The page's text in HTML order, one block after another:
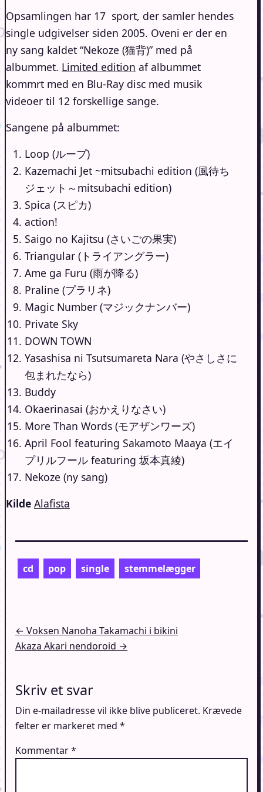
Opsamlingen har 17 sport, der samler hendes
single udgivelser siden 2005. Oveni er der en
ny sang kaldet “Nekoze (猫背)” med på
albummet. Limited edition af albummet
kommrt med en Blu-Ray disc med musik
videoer til 12 forskellige sange.
Sangene på albummet:
Loop (ループ)
Kazemachi Jet ~mitsubachi edition (風待ち
ジェット～mitsubachi edition)
Spica (スピカ)
action!
Saigo no Kajitsu (さいごの果実)
Triangular (トライアングラー)
Ame ga Furu (雨が降る)
Praline (プラリネ)
Magic Number (マジックナンバー)
Private Sky
DOWN TOWN
Yasashisa ni Tsutsumareta Nara (やさしさに
包まれたなら)
Buddy
Okaerinasai (おかえりなさい)
More Than Words (モアザンワーズ)
April Fool featuring Sakamoto Maaya (エイ
プリルフール featuring 坂本真綾)
Nekoze (ny sang)
Kilde Alafista
cd pop single stemmelægger
Indlægsnavigation
← Voksen Nanoha Takamachi i bikini
Akaza Akari nendoroid →
Skriv et svar
Din e-mailadresse vil ikke blive publiceret. Krævede
felter er markeret med *
Kommentar*